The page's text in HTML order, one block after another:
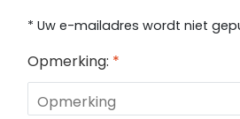
* Uw e-mailadres wordt niet
Opmerking: *